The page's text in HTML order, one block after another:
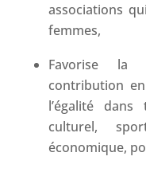
associations
femmes,
Favorise la
contribution
l’égalité
culturel,
économique,